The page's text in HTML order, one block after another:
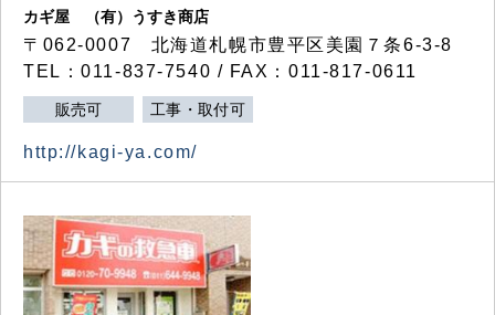
カギ屋 （有）うすき商店
〒062-0007 北海道札幌市豊平区美園７条6-3-8
TEL：011-837-7540 / FAX：011-817-0611
販売可 工事・取付可
http://kagi-ya.com/